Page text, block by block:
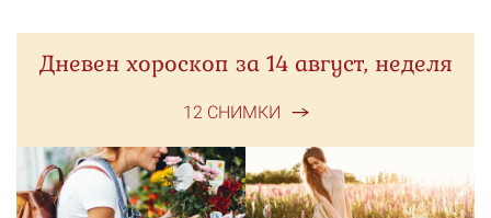
Дневен хороскоп за 14 август, неделя
12 СНИМКИ